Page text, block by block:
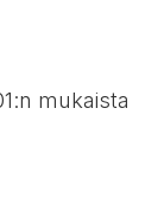
mukaista